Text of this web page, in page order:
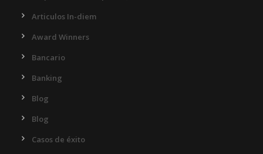
Articulos In-diem
Award Winners
Bancario
Banking
Blog
Blog
Casos de éxito